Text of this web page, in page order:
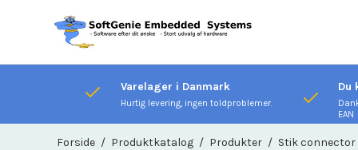
Varelager i Danmark
Hurtig levering, ingen toldproblemer.
Du
EAN
Forside / Produktkatalog / Produkter / Stik connector